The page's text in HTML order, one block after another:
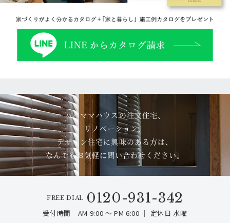
パパママハウスの注文住宅、
リノベーション、
デザイン住宅に興味のある方は、
なんでもお気軽に問い合わせください。
FREE DIAL 0120-931-342
受付時間 AM 9:00 ～ PM 6:00 ｜ 定休日 水曜